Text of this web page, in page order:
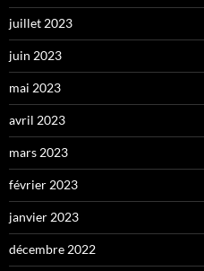
juillet 2023
juin 2023
mai 2023
avril 2023
mars 2023
février 2023
janvier 2023
décembre 2022